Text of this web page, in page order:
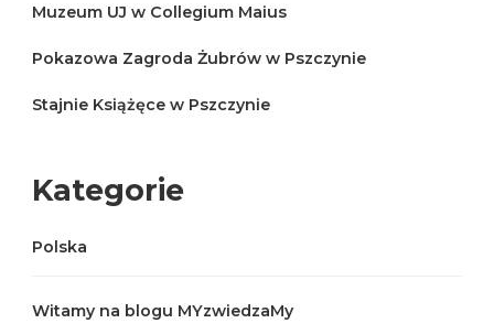
Muzeum UJ w Collegium Maius
Pokazowa Zagroda Żubrów w Pszczynie
Stajnie Książęce w Pszczynie
Kategorie
Polska
Witamy na blogu MYzwiedzaMy